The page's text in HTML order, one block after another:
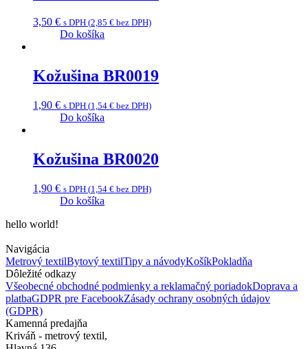
3,50 € s DPH (2,85 € bez DPH)
Do košíka
Kožušina BR0019
1,90 € s DPH (1,54 € bez DPH)
Do košíka
Kožušina BR0020
1,90 € s DPH (1,54 € bez DPH)
Do košíka
hello world!
Navigácia
Metrový textilBytový textilTipy a návodyKošíkPokladňa
Dôležité odkazy
Všeobecné obchodné podmienky a reklamačný poriadokDoprava a
platbaGDPR pre FacebookZásady ochrany osobných údajov
(GDPR)
Kamenná predajňa
Kriváň - metrový textil,